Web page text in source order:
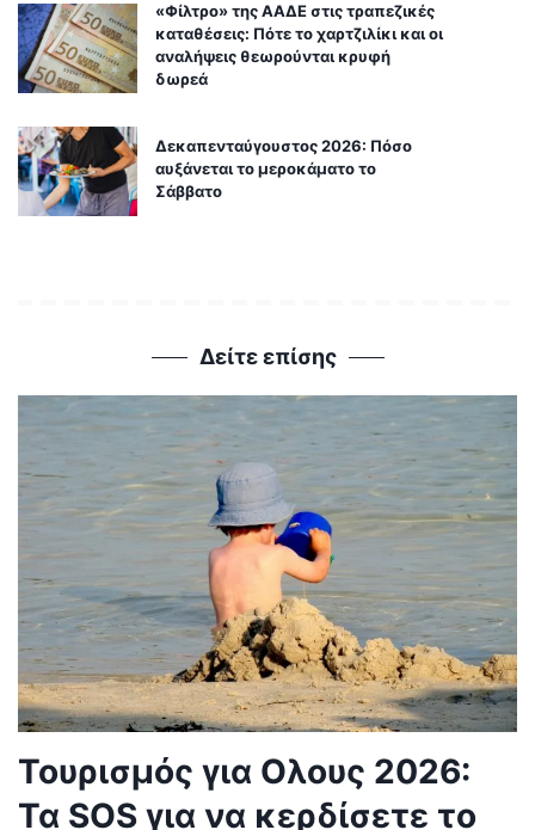
«Φίλτρο» της ΑΑΔΕ στις τραπεζικές
καταθέσεις: Πότε το χαρτζιλίκι και οι
αναλήψεις θεωρούνται κρυφή
δωρεά
Δεκαπενταύγουστος 2026: Πόσο
αυξάνεται το μεροκάματο το
Σάββατο
Δείτε επίσης
Τουρισμός για Ολους 2026:
Τα SOS για να κερδίσετε το